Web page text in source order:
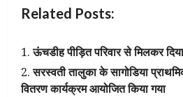
Related Posts:
ऊंचडीह पीड़ित परिवार से मिलकर
सरस्वती तालुका के सागोडिया
वितरण कार्यक्रम आयोजित किया गया